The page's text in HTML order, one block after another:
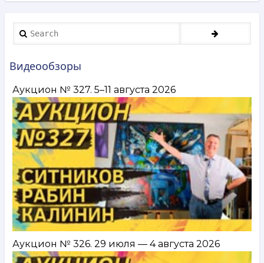
Search
Видеообзоры
Аукцион № 327. 5–11 августа 2026
Аукцион № 326. 29 июля — 4 августа 2026